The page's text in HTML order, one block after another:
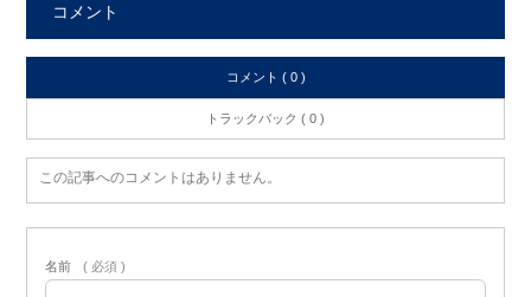
コメント
コメント ( 0 )
トラックバック ( 0 )
この記事へのコメントはありません。
名前 ( 必須 )